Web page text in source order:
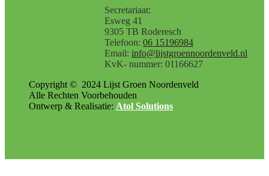
Secretariaat:
Esweg 41
9305 TB Roderesch
Telefoon: 06 15196984
Email: info@lijstgroennoordenveld.nl
KvK- nummer: 01166627
Copyright © 2024 Lijst Groen Noordenveld
Alle Rechten Voorbehouden
Ontwerp & Realisatie: Atol Solutions